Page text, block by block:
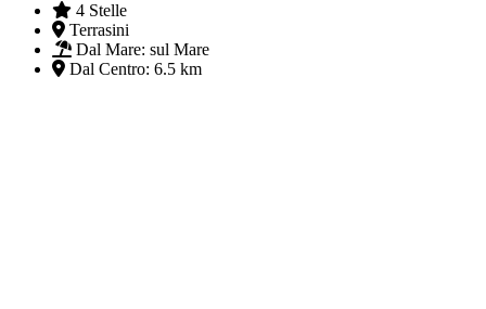
4 Stelle
Terrasini
Dal Mare: sul Mare
Dal Centro: 6.5 km